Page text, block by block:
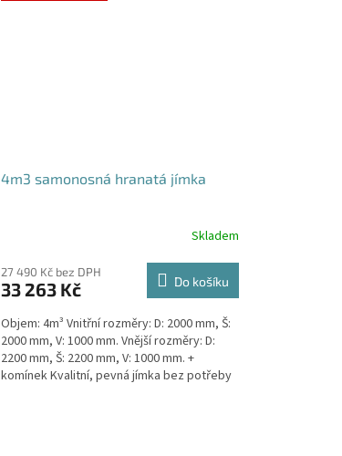
4m3 samonosná hranatá jímka
Skladem
27 490 Kč bez DPH
33 263 Kč Do košíku
Objem: 4m³ Vnitřní rozměry: D: 2000 mm, Š:
2000 mm, V: 1000 mm. Vnější rozměry: D:
2200 mm, Š: 2200 mm, V: 1000 mm. +
komínek Kvalitní, pevná jímka bez potřeby